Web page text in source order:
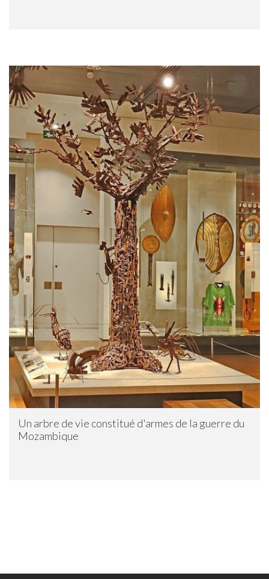
Un arbre de vie constitué d'armes de la guerre du
Mozambique